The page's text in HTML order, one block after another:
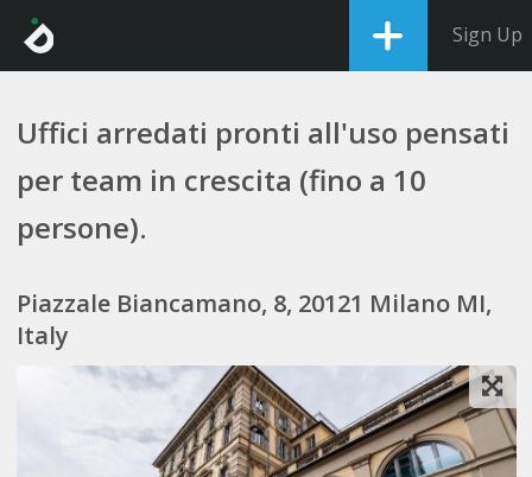
Sign Up
Uffici arredati pronti all'uso pensati
per team in crescita (fino a 10
persone).
Piazzale Biancamano, 8, 20121 Milano MI,
Italy